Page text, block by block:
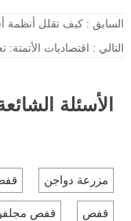
السابق : كيف تقلل أنظمة
التالي : اقتصاديات الأتمتة:
الأسئلة
مزرعة دواجن
قفص قفص